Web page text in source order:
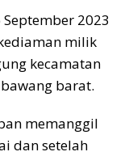
2023
milik
kecamatan
barat.
memanggil
dan setelah